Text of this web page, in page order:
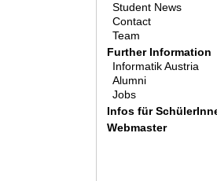
Student News
Contact
Team
Further Information
Informatik Austria
Alumni
Jobs
Infos für
Webmaster